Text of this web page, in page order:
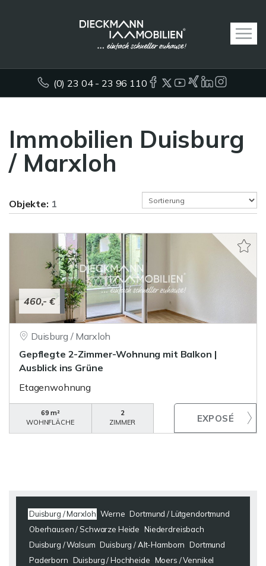
(0) 23 04 - 23 96 110
Immobilien Duisburg
/ Marxloh
Objekte: 1
460,- €
Duisburg / Marxloh
Gepflegte 2-Zimmer-Wohnung mit Balkon |
Ausblick ins Grüne
Etagenwohnung
69 m²
WOHNFLÄCHE
2
ZIMMER
Duisburg / Marxloh Werne Dortmund / Lütgendortmund
Oberhausen / Schwarze Heide Niederdreisbach
Duisburg / Walsum Duisburg / Alt-Hamborn Dortmund
Paderborn Duisburg / Hochheide Moers / Vennikel